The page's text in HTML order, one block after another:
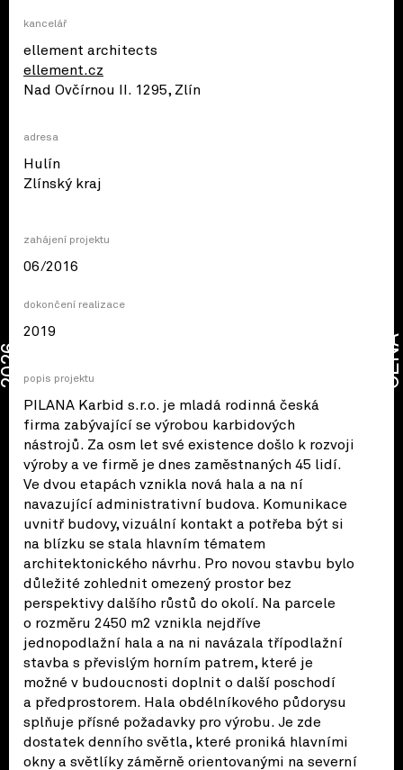
kancelář
ellement architects
ellement.cz
Nad Ovčírnou II. 1295, Zlín
adresa
Hulín
Zlínský kraj
zahájení projektu
06/2016
dokončení realizace
2019
popis projektu
PILANA Karbid s.r.o. je mladá rodinná česká
firma zabývající se výrobou karbidových
nástrojů. Za osm let své existence došlo k rozvoji
výroby a ve firmě je dnes zaměstnaných 45 lidí.
Ve dvou etapách vznikla nová hala a na ní
navazující administrativní budova. Komunikace
uvnitř budovy, vizuální kontakt a potřeba být si
na blízku se stala hlavním tématem
architektonického návrhu. Pro novou stavbu bylo
důležité zohlednit omezený prostor bez
perspektivy dalšího růstů do okolí. Na parcele
o rozměru 2450 m2 vznikla nejdříve
jednopodlažní hala a na ni navázala třípodlažní
stavba s převislým horním patrem, které je
možné v budoucnosti doplnit o další poschodí
a předprostorem. Hala obdélníkového půdorysu
splňuje přísné požadavky pro výrobu. Je zde
dostatek denního světla, které proniká hlavními
okny a světlíky záměrně orientovanými na severní
2026 CENA